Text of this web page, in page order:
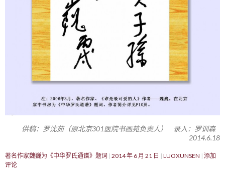
供稿：罗沈茹（原北京301医院书画苑负责人） 录入：罗训森
2014.6.18
著名作家魏巍为《中华罗氏通谱》题词 2014 年 6 月 21 日 LUOXUNSEN 添加
评论